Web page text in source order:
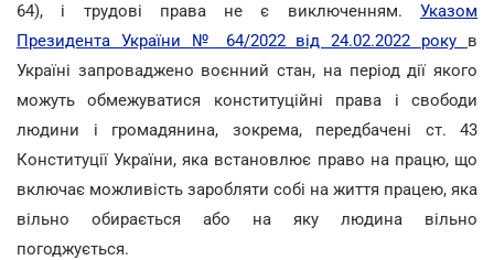
64), і трудові права не є виключенням. Указом
Президента України № 64/2022 від 24.02.2022 року в
Україні запроваджено воєнний стан, на період дії якого
можуть обмежуватися конституційні права і свободи
людини і громадянина, зокрема, передбачені ст. 43
Конституції України, яка встановлює право на працю, що
включає можливість заробляти собі на життя працею, яка
вільно обирається або на яку людина вільно
погоджується.